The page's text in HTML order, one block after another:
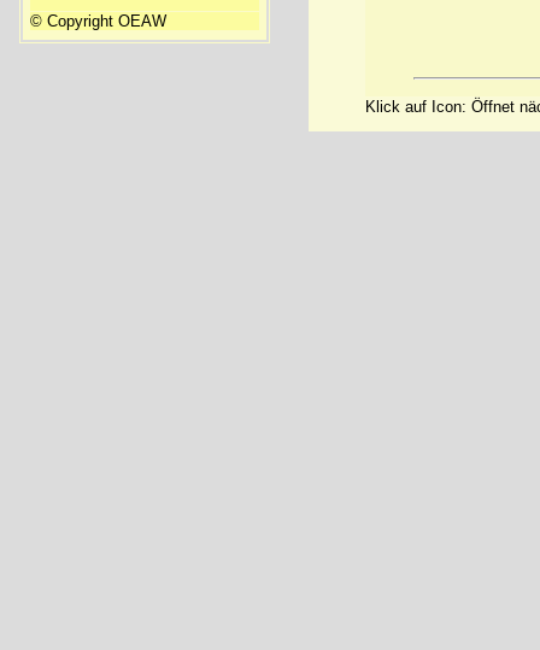
© Copyright OEAW
Klick auf Icon: Öffnet